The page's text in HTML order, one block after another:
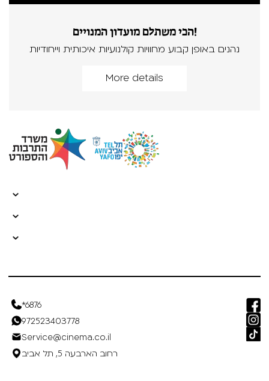
הכי משתלם מועדון המנויים!
נהנים באופן קבוע מחוויות קולנועיות איכותית וייחודיות
More details
*6876
972523403778
Service@cinema.co.il
רחוב הארבעה 5, תל אביב